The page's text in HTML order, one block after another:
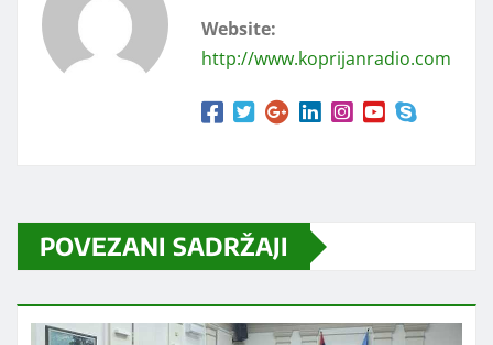
Website:
http://www.koprijanradio.com
POVEZANI SADRŽAJI